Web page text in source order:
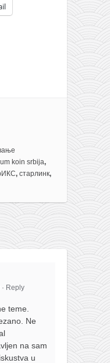
koin srbija,
, старлинк,
· Reply
teme.
Ne
na sam
u